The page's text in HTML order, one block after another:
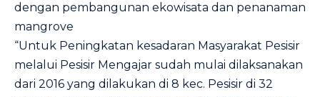
dengan pembangunan ekowisata dan penanaman
mangrove
“Untuk Peningkatan kesadaran Masyarakat Pesisir
melalui Pesisir Mengajar sudah mulai dilaksanakan
dari 2016 yang dilakukan di 8 kec. Pesisir di 32